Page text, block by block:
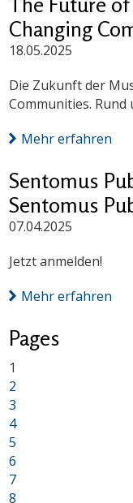
Changing
18.05.2025
Die Zukunft der
Communities. Rund
Mehr erfahren
Sentomus
Sentomus
07.04.2025
Jetzt anmelden!
Mehr erfahren
Pages
1
2
3
4
5
6
7
8